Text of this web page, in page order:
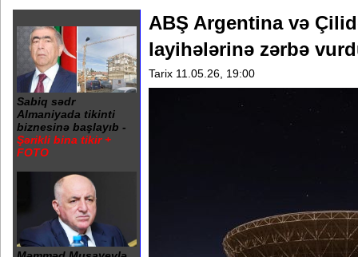
Sabiq sədr
Almaniyada tikinti
biznesinə başlayıb -
Şərikli bina tikir +
FOTO
ABŞ Argentina və
layihələrinə zərbə
Tarix 11.05.26, 19:00